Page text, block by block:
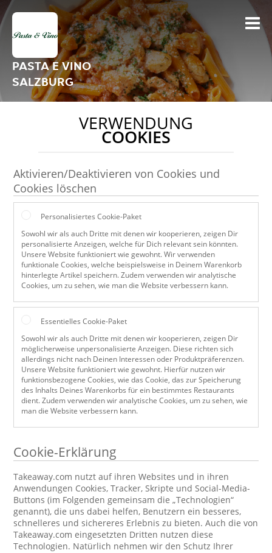
PASTA E VINO
SALZBURG
VERWENDUNG
COOKIES
Aktivieren/Deaktivieren von Cookies und
Cookies löschen
Personalisiertes Cookie-Paket
Sowohl wir als auch Dritte mit denen wir kooperieren, zeigen Dir
personalisierte Anzeigen, welche für Dich relevant sein könnten.
Unsere Website funktioniert wie gewohnt. Wir verwenden
funktionale Cookies, welche beispielsweise in Deinem Warenkorb
hinterlegte Artikel speichern. Zudem verwenden wir analytische
Cookies, um zu sehen, wie man die Website verbessern kann.
Essentielles Cookie-Paket
Sowohl wir als auch Dritte mit denen wir kooperieren, zeigen Dir
möglicherweise unpersonalisierte Anzeigen. Diese richten sich
allerdings nicht nach Deinen Interessen oder Produktpräferenzen.
Unsere Website funktioniert wie gewohnt. Hierfür nutzen wir
funktionsbezogene Cookies, wie das Cookie, das zur Speicherung
des Inhalts Deines Warenkorbs für ein bestimmtes Restaurants
dient. Zudem verwenden wir analytische Cookies, um zu sehen, wie
man die Website verbessern kann.
Cookie-Erklärung
Takeaway.com nutzt auf ihren Websites und in ihren
Anwendungen Cookies, Tracker, Skripte und Social-Media-
Buttons (im Folgenden gemeinsam die „Technologien“
genannt), die uns dabei helfen, Benutzern ein besseres,
schnelleres und sichereres Erlebnis zu bieten. Auch die von
Takeaway.com eingesetzten Dritten nutzen diese
Technologien. Natürlich nehmen wir den Schutz Ihrer